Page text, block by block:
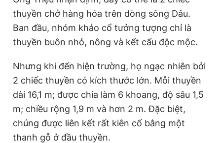
thuyền chở hàng hóa trên dòng sông Dâu.
Ban đầu, nhóm khảo cổ tưởng tượng chỉ là
thuyền buôn nhỏ, nông và kết cấu độc mộc.
Nhưng khi đến hiện trường, họ ngạc nhiên bởi
2 chiếc thuyền có kích thước lớn. Mỗi thuyền
dài 16,1 m; được chia làm 6 khoang, độ sâu 1,5
m; chiều rộng 1,9 m và hơn 2 m. Đặc biệt,
chúng được liên kết rất kiên cố bằng một
thanh gỗ ở đầu thuyền.